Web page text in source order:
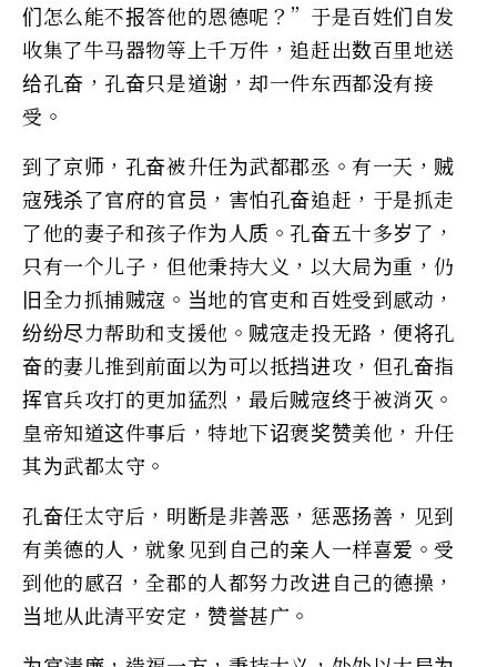
们怎么能不报答他的恩德呢？”于是百姓们自发
收集了牛马器物等上千万件，追赶出数百里地送
给孔奋，孔奋只是道谢，却一件东西都没有接
受。
到了京师，孔奋被升任为武都郡丞。有一天，贼
寇残杀了官府的官员，害怕孔奋追赶，于是抓走
了他的妻子和孩子作为人质。孔奋五十多岁了，
只有一个儿子，但他秉持大义，以大局为重，仍
旧全力抓捕贼寇。当地的官吏和百姓受到感动，
纷纷尽力帮助和支援他。贼寇走投无路，便将孔
奋的妻儿推到前面以为可以抵挡进攻，但孔奋指
挥官兵攻打的更加猛烈，最后贼寇终于被消灭。
皇帝知道这件事后，特地下诏褒奖赞美他，升任
其为武都太守。
孔奋任太守后，明断是非善恶，惩恶扬善，见到
有美德的人，就象见到自己的亲人一样喜爱。受
到他的感召，全郡的人都努力改进自己的德操，
当地从此清平安定，赞誉甚广。